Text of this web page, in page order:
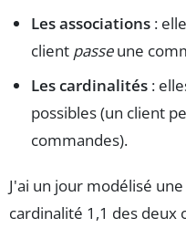
Les associations :
client passeune
Les cardinalités :
possibles (un client
commandes).
J'ai un jour modélisé
cardinalité 1,1 des deux